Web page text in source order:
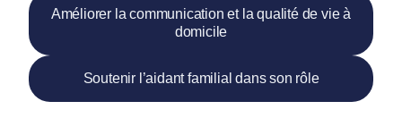
Améliorer la communication et la qualité de vie à
domicile
Soutenir l’aidant familial dans son rôle